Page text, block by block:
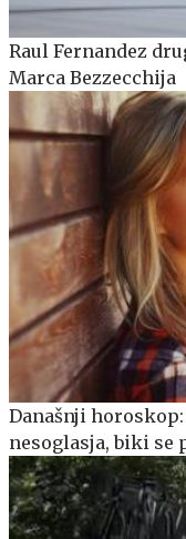
Raul Fernandez
Marca Bezzecchija
Današnji
nesoglasja, biki se